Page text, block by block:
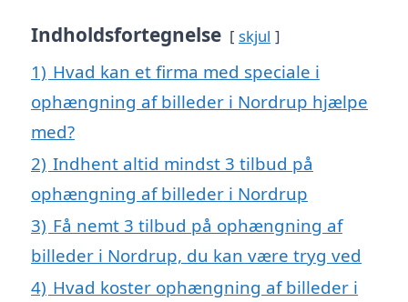
Indholdsfortegnelse skjul
1) Hvad kan et firma med speciale i
ophængning af billeder i Nordrup hjælpe
med?
2) Indhent altid mindst 3 tilbud på
ophængning af billeder i Nordrup
3) Få nemt 3 tilbud på ophængning af
billeder i Nordrup, du kan være tryg ved
4) Hvad koster ophængning af billeder i